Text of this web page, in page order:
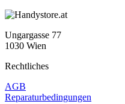
Ungargasse 77
1030 Wien
Rechtliches
AGB
Reparaturbedingungen